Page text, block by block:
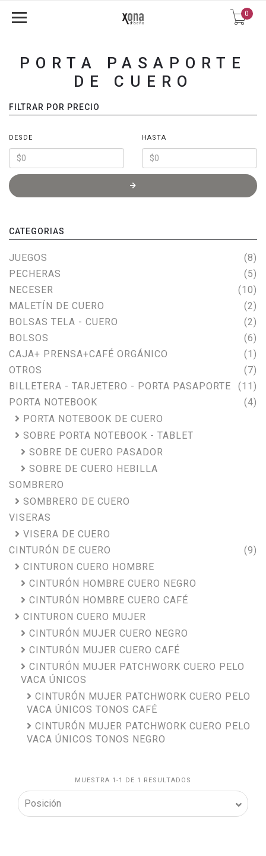
0
PORTA PASAPORTE
DE CUERO
FILTRAR POR PRECIO
DESDE HASTA
CATEGORIAS
JUEGOS
(8)
PECHERAS
(5)
NECESER
(10)
MALETÍN DE CUERO
(2)
BOLSAS TELA - CUERO
(2)
BOLSOS
(6)
CAJA+ PRENSA+CAFÉ ORGÁNICO
(1)
OTROS
(7)
BILLETERA - TARJETERO - PORTA PASAPORTE
(11)
PORTA NOTEBOOK
(4)
PORTA NOTEBOOK DE CUERO
SOBRE PORTA NOTEBOOK - TABLET
SOBRE DE CUERO PASADOR
SOBRE DE CUERO HEBILLA
SOMBRERO
SOMBRERO DE CUERO
VISERAS
VISERA DE CUERO
CINTURÓN DE CUERO
(9)
CINTURON CUERO HOMBRE
CINTURÓN HOMBRE CUERO NEGRO
CINTURÓN HOMBRE CUERO CAFÉ
CINTURON CUERO MUJER
CINTURÓN MUJER CUERO NEGRO
CINTURÓN MUJER CUERO CAFÉ
CINTURÓN MUJER PATCHWORK CUERO PELO
VACA ÚNICOS
CINTURÓN MUJER PATCHWORK CUERO PELO
VACA ÚNICOS TONOS CAFÉ
CINTURÓN MUJER PATCHWORK CUERO PELO
VACA ÚNICOS TONOS NEGRO
MUESTRA 1-1 DE 1 RESULTADOS